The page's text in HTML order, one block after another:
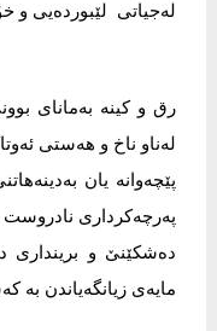
له‌جیاتی‌ لێبورده‌یی‌ و
رق و كینه‌ به‌مانای‌
له‌ناو ناخ و هه‌ستی‌
پێچه‌وانه‌ یان
په‌رچه‌كرداری‌ نادروست
ده‌شكێنێ‌ و برینداری‌
مایه‌ی‌ زیانگه‌یاندن به‌